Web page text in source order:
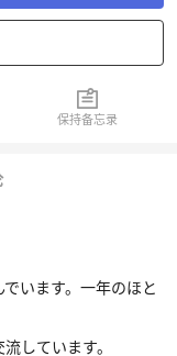
保持备忘录
います。一年のほと
しています。